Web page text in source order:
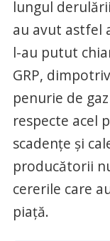
lungul
au avut astfel
l-au putut
GRP,
penurie de
respecte acel
scadențe și
producătorii
cererile care
piață.